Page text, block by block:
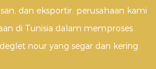
dan eksportir. perusahaan kami
di Tunisia dalam memproses
nour yang segar dan kering